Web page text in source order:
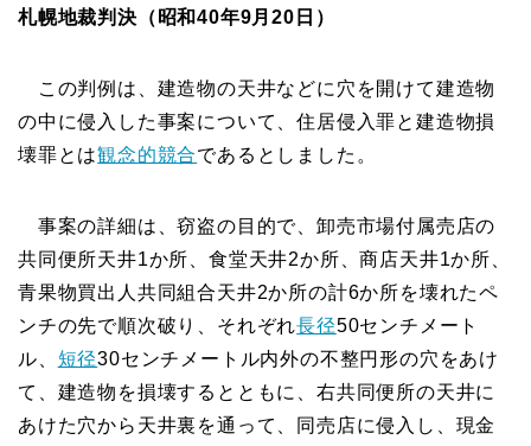
札幌地裁判決（昭和40年9月20日）
この判例は、建造物の天井などに穴を開けて建造物
の中に侵入した事案について、住居侵入罪と建造物損
壊罪とは観念的競合であるとしました。
事案の詳細は、窃盗の目的で、卸売市場付属売店の
共同便所天井1か所、食堂天井2か所、商店天井1か所、
青果物買出人共同組合天井2か所の計6か所を壊れたペ
ンチの先で順次破り、それぞれ長径50センチメート
ル、 短径30センチメートル内外の不整円形の穴をあけ
て、建造物を損壊するとともに、右共同便所の天井に
あけた穴から天井裏を通って、同売店に侵入し、現金